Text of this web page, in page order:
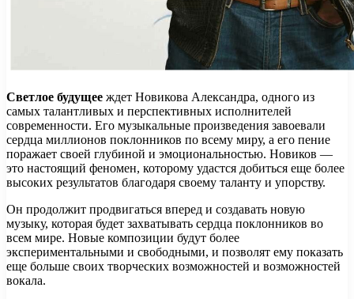
Светлое будущее ждет Новикова Александра, одного из
самых талантливых и перспективных исполнителей
современности. Его музыкальные произведения завоевали
сердца миллионов поклонников по всему миру, а его пение
поражает своей глубиной и эмоциональностью. Новиков —
это настоящий феномен, которому удастся добиться еще более
высоких результатов благодаря своему таланту и упорству.
Он продолжит продвигаться вперед и создавать новую
музыку, которая будет захватывать сердца поклонников во
всем мире. Новые композиции будут более
экспериментальными и свободными, и позволят ему показать
еще больше своих творческих возможностей и возможностей
вокала.